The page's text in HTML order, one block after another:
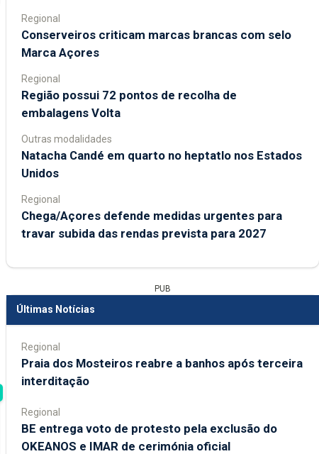
Regional
Conserveiros criticam marcas brancas com selo
Marca Açores
Regional
Região possui 72 pontos de recolha de
embalagens Volta
Outras modalidades
Natacha Candé em quarto no heptatlo nos Estados
Unidos
Regional
Chega/Açores defende medidas urgentes para
travar subida das rendas prevista para 2027
PUB
Últimas Notícias
Regional
Praia dos Mosteiros reabre a banhos após terceira
interditação
Regional
BE entrega voto de protesto pela exclusão do
OKEANOS e IMAR de cerimónia oficial